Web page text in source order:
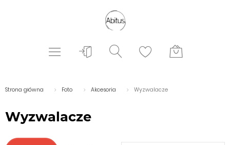
Strona główna Foto Akcesoria Wyzwalacze
Wyzwalacze